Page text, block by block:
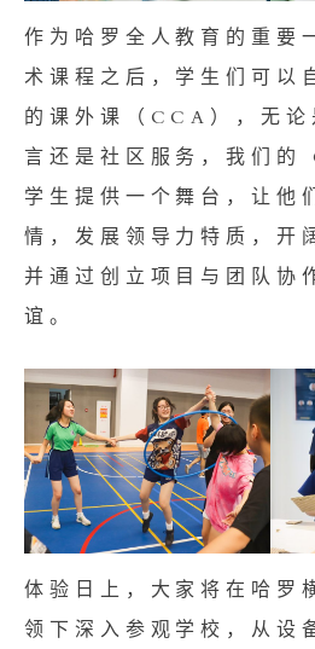
作为哈罗全人教育的重要
术课程之后，学生们可以
的课外课（CCA），无论
言还是社区服务，我们的
学生提供一个舞台，让他
情，发展领导力特质，开
并通过创立项目与团队协
谊。
体验日上，大家将在哈罗
领下深入参观学校，从设